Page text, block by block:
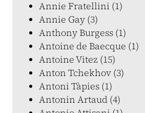
Annie Fratellini (1)
Annie Gay (3)
Anthony Burgess (1)
Antoine de Baecque (1)
Antoine Vitez (15)
Anton Tchekhov (3)
Antoni Tàpies (1)
Antonin Artaud (4)